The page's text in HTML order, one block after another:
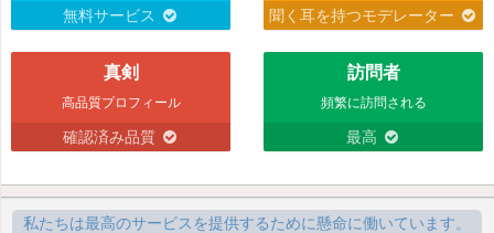
無料サービス 聞く耳を持つモデレーター
真剣
高品質プロフィール
確認済み品質
訪問者
頻繁に訪問される
最高
私たちは最高のサービスを提供するために懸命に働いています。